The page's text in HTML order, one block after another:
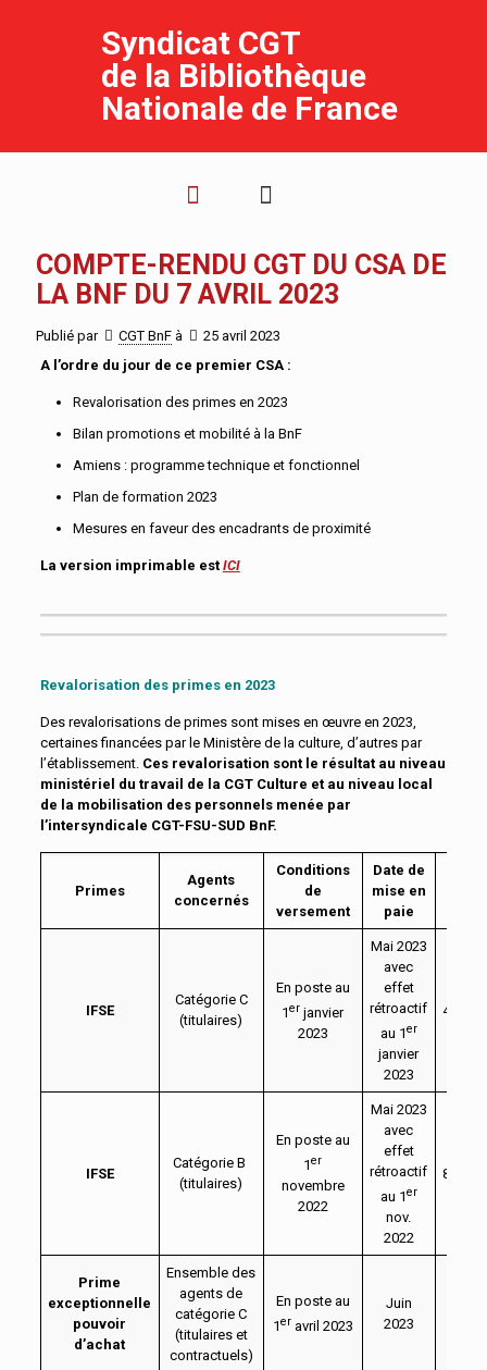
Syndicat CGT
de la Bibliothèque
Nationale de France
COMPTE-RENDU CGT DU CSA DE
LA BNF DU 7 AVRIL 2023
Publié par CGT BnF à
25 avril 2023
A l’ordre du jour de ce premier CSA :
Revalorisation des primes en 2023
Bilan promotions et mobilité à la BnF
Amiens : programme technique et fonctionnel
Plan de formation 2023
Mesures en faveur des encadrants de proximité
La version imprimable est ICI
Revalorisation des primes en 2023
Des revalorisations de primes sont mises en œuvre en 2023,
certaines financées par le Ministère de la culture, d’autres par
l’établissement. Ces revalorisation sont le résultat au niveau
ministériel du travail de la CGT Culture et au niveau local
de la mobilisation des personnels menée par
l’intersyndicale CGT-FSU-SUD BnF.
Primes
Agents
concernés
Conditions
de
versement
Date de
mise en
paie
IFSE
Catégorie C
(titulaires)
En poste au
1er janvier
2023
Mai 2023
avec
effet
rétroactif
au 1er
janvier
2023
400
IFSE
Catégorie B
(titulaires)
En poste au
1er
novembre
2022
Mai 2023
avec
effet
rétroactif
au 1er
nov.
2022
800
Prime
exceptionnelle
pouvoir
d’achat
Ensemble des
agents de
catégorie C
(titulaires et
contractuels)
En poste au
1er avril 2023
Juin
2023